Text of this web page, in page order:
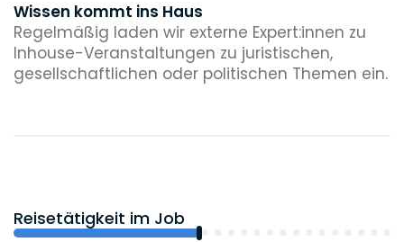
Wissen kommt ins Haus
Regelmäßig laden wir externe Expert:innen zu
Inhouse-Veranstaltungen zu juristischen,
gesellschaftlichen oder politischen Themen ein.
Reisetätigkeit im Job